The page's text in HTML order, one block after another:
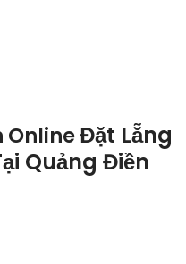
OnlineĐặt Lẵng
Quảng Điền